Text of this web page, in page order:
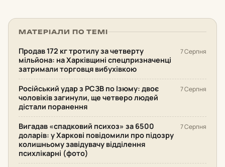
МАТЕРІАЛИ ПО ТЕМІ
Продав 172 кг тротилу за четверту
мільйона: на Харківщині спецпризначенці
затримали торговця вибухівкою
7 Серпня
Російський удар з РСЗВ по Ізюму: двоє
чоловіків загинули, ще четверо людей
дістали поранення
7 Серпня
Вигадав «спадковий психоз» за 6500
доларів: у Харкові повідомили про підозру
колишньому завідувачу відділення
психлікарні (фото)
7 Серпня